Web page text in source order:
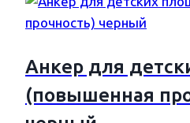
Анкер для
(повышенная